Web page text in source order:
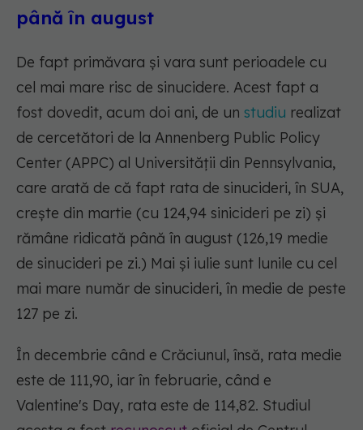
până în august
De fapt primăvara și vara sunt perioadele cu
cel mai mare risc de sinucidere. Acest fapt a
fost dovedit, acum doi ani, de un studiu realizat
de cercetători de la Annenberg Public Policy
Center (APPC) al Universității din Pennsylvania,
care arată de că fapt rata de sinucideri, în SUA,
crește din martie (cu 124,94 sinicideri pe zi) și
rămâne ridicată până în august (126,19 medie
de sinucideri pe zi.) Mai și iulie sunt lunile cu cel
mai mare număr de sinucideri, în medie de peste
127 pe zi.
În decembrie când e Crăciunul, însă, rata medie
este de 111,90, iar în februarie, când e
Valentine's Day, rata este de 114,82. Studiul